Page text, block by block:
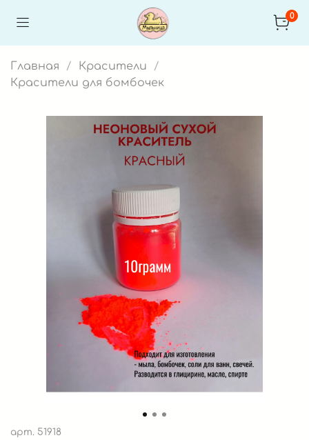
0
Главная
Красители
Красители для бомбочек
арт. 51918